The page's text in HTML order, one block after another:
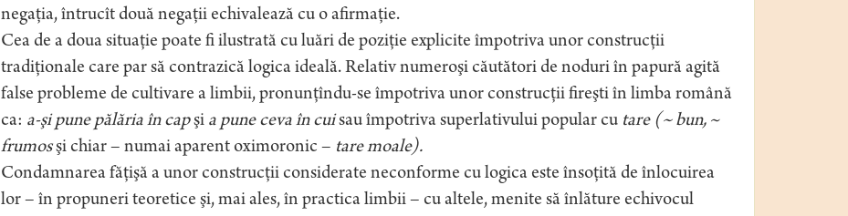
negaţia, întrucît două negaţii echivalează cu o afirmaţie.
Cea de a doua situaţie poate fi ilustrată cu luări de poziţie explicite împotriva unor construcţii
tradiţionale care par să contrazică logica ideală. Relativ numeroşi căutători de noduri în papură agită
false probleme de cultivare a limbii, pronunţîndu-se împotriva unor construcţii fireşti în limba română
ca: a-şi pune pălăria în capşi a pune ceva în cuisau împotriva superlativului popular cu tare (~ bun,~
frumosşi chiar – numai aparent oximoronic – tare moale).
Condamnarea făţişă a unor construcţii considerate neconforme cu logica este însoţită de înlocuirea
lor – în propuneri teoretice şi, mai ales, în practica limbii – cu altele, menite să înlăture echivocul